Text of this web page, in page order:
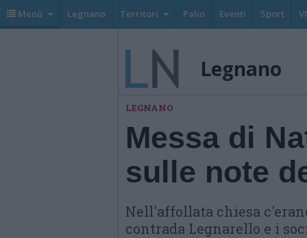
Menù Legnano Territori Palio Eventi Sport
Legnano
LEGNANO
Messa di
sulle note
Nell'affollata chiesa
contrada Legnarello e i